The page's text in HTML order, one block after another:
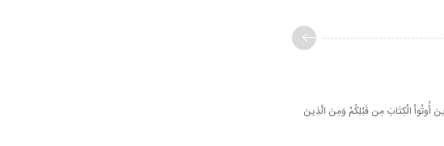
أُوتُواْ الْكِتَابَ مِن قَبْلِكُمْ وَمِنَ الَّذِينَ